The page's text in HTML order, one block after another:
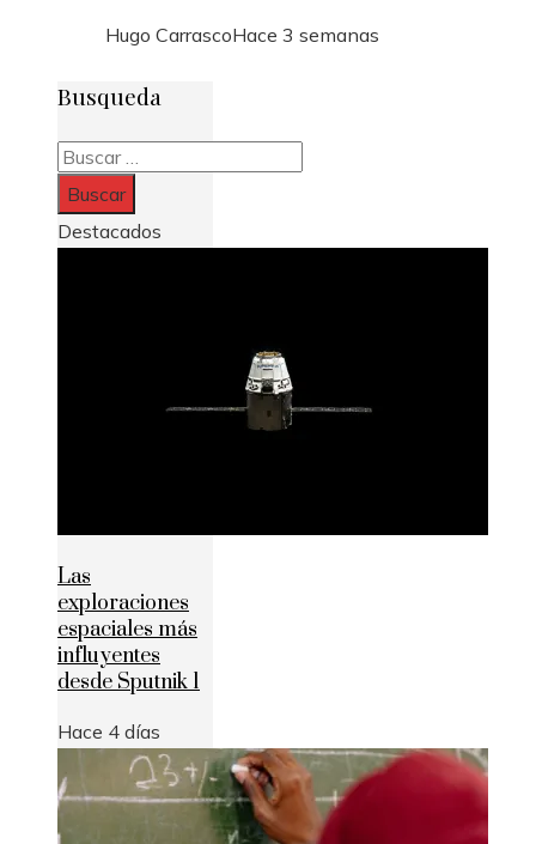
Hugo CarrascoHace 3 semanas
Busqueda
Buscar:
Destacados
Las
exploraciones
espaciales más
influyentes
desde Sputnik 1
Hace 4 días